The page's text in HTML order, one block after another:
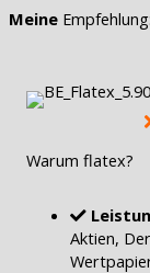
Meine Empfehlung:
Warum flatex?
Aktien,